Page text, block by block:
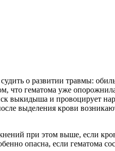
о развитии травмы:
что гематома уже
выкидыша и провоцирует
выделения крови
при этом выше, если
опасна, если гематома